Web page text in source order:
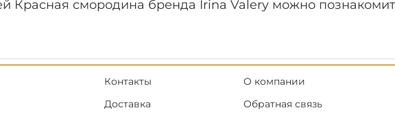
Красная смородина бренда Irina Valery можно
Контакты
Доставка
О компании
Обратная связь